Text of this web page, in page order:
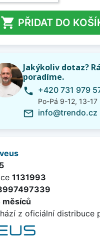
 PŘIDAT DO
Jakýkoliv dotaz?
poradíme.
phone +420 731 979
Po-Pá 9-12, 13-17
mail_outline info@trendo.cz
1131993
měsíců
z oficiální distribuce